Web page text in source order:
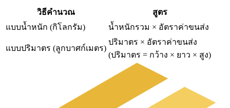
วิธีคำนวณ
สูตร
แบบน้ำหนัก (กิโลกรัม)
น้ำหนักรวม × อัตราค่าขนส่ง
แบบปริมาตร (ลูกบาศก์เมตร)
ปริมาตร × อัตราค่าขนส่ง
(ปริมาตร = กว้าง × ยาว × สูง)